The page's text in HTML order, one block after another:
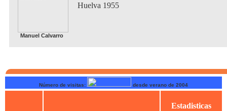
Manuel Calvarro
Huelva 1955
Número de visitas: desde verano de 2004
Estadisticas